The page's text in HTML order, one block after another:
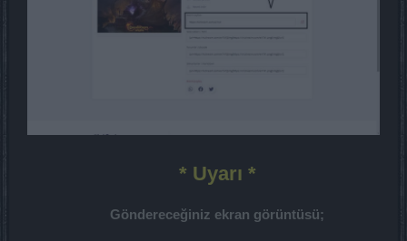
* Uyarı *
Göndereceğiniz ekran görüntüsü;